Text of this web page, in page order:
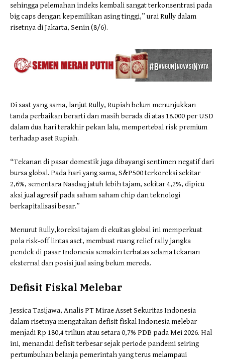
sehingga pelemahan indeks kembali sangat terkonsentrasi pada
big caps dengan kepemilikan asing tinggi,” urai Rully dalam
risetnya di Jakarta, Senin (8/6).
Di saat yang sama, lanjut Rully, Rupiah belum menunjukkan
tanda perbaikan berarti dan masih berada di atas 18.000 per USD
dalam dua hari terakhir pekan lalu, mempertebal risk premium
terhadap aset Rupiah.
“Tekanan di pasar domestik juga dibayangi sentimen negatif dari
bursa global. Pada hari yang sama, S&P500 terkoreksi sekitar
2,6%, sementara Nasdaq jatuh lebih tajam, sekitar 4,2%, dipicu
aksi jual agresif pada saham saham chip dan teknologi
berkapitalisasi besar.”
Menurut Rully,koreksi tajam di ekuitas global ini memperkuat
pola risk-off lintas aset, membuat ruang relief rally jangka
pendek di pasar Indonesia semakin terbatas selama tekanan
eksternal dan posisi jual asing belum mereda.
Defisit Fiskal Melebar
Jessica Tasijawa, Analis PT Mirae Asset Sekuritas Indonesia
dalam risetnya mengatakan defisit fiskal Indonesia melebar
menjadi Rp 180,4 triliun atau setara 0,7% PDB pada Mei 2026. Hal
ini, menandai defisit terbesar sejak periode pandemi seiring
pertumbuhan belanja pemerintah yang terus melampaui